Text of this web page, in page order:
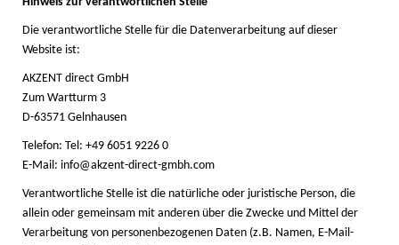
Die verantwortliche Stelle für die Datenverarbeitung auf dieser
Website ist:
AKZENT direct GmbH
Zum Wartturm 3
D-63571 Gelnhausen
Telefon: Tel: +49 6051 9226 0
E-Mail: info@akzent-direct-gmbh.com
Verantwortliche Stelle ist die natürliche oder juristische Person, die
allein oder gemeinsam mit anderen über die Zwecke und Mittel der
Verarbeitung von personenbezogenen Daten (z.B. Namen, E-Mail-